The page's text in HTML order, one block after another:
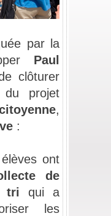
par la
Paul
clôturer
du projet
,
:
ont
de
tri qui a
les